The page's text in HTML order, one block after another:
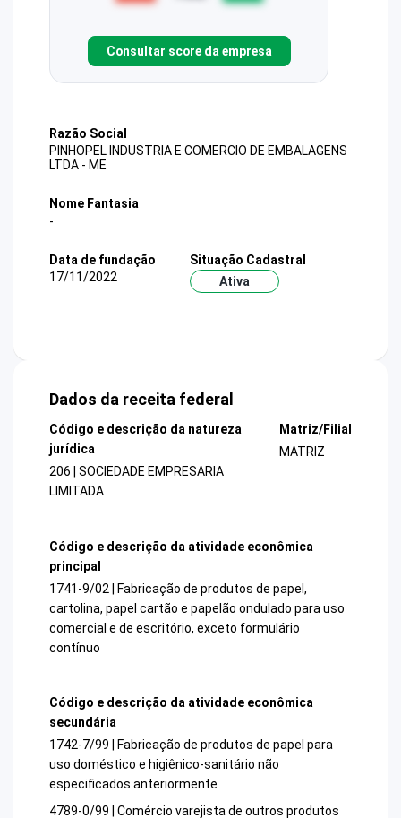
Consultar score da empresa
Razão Social
PINHOPEL INDUSTRIA E COMERCIO DE EMBALAGENS
LTDA - ME
Nome Fantasia
-
Data de fundação
17/11/2022
Situação Cadastral
Ativa
Dados da receita federal
Código e descrição da natureza
jurídica
206 | SOCIEDADE EMPRESARIA
LIMITADA
Matriz/Filial
MATRIZ
Código e descrição da atividade econômica
principal
1741-9/02 | Fabricação de produtos de papel,
cartolina, papel cartão e papelão ondulado para uso
comercial e de escritório, exceto formulário
contínuo
Código e descrição da atividade econômica
secundária
1742-7/99 | Fabricação de produtos de papel para
uso doméstico e higiênico-sanitário não
especificados anteriormente
4789-0/99 | Comércio varejista de outros produtos